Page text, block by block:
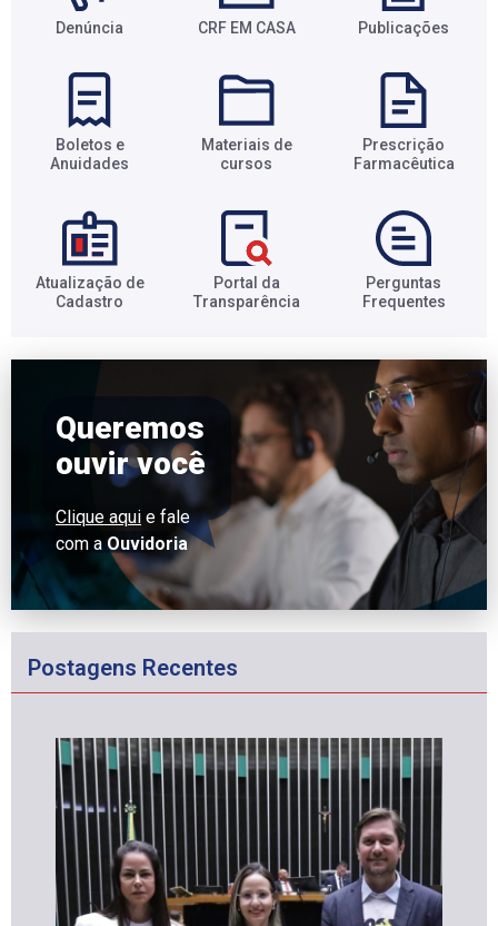
Denúncia CRF EM CASA Publicações
Boletos e
Anuidades​
Materiais de
cursos​
Prescrição
Farmacêutica​
Atualização de
Cadastro​
Portal da
Transparência​
Perguntas
Frequentes​
Queremos
ouvir você
Clique aqui e fale
com a Ouvidoria
Postagens Recentes